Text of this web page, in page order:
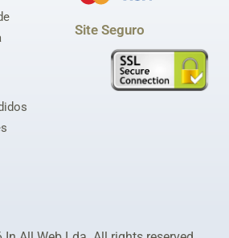
Site Seguro